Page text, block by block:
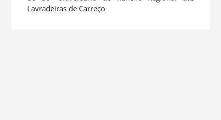
Lavradeiras de Carreço